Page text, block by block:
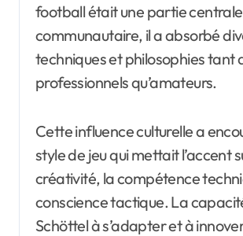
football était une partie
communautaire, il a absorbé
techniques et philosophies tant
professionnels qu’amateurs.
Cette influence culturelle a
style de jeu qui mettait l’accent
créativité, la compétence
conscience tactique. La
Schöttel à s’adapter et à